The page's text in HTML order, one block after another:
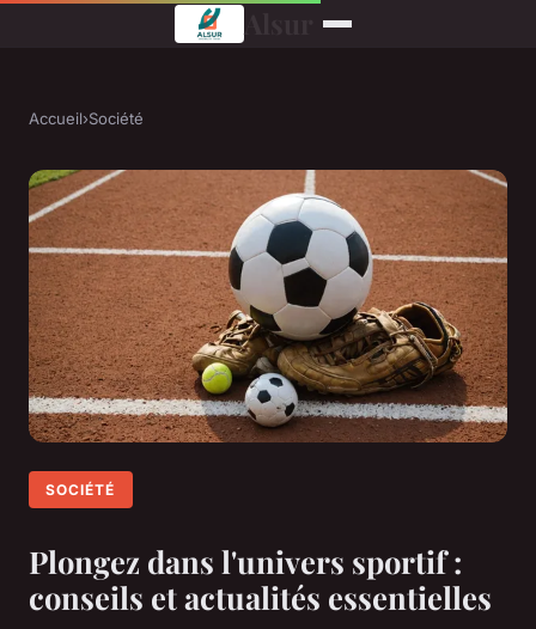
Accueil›Société
SOCIÉTÉ
Plongez dans l'univers sportif :
conseils et actualités essentielles